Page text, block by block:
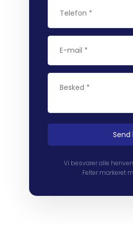
Vi besvarer alle
Felter markeret